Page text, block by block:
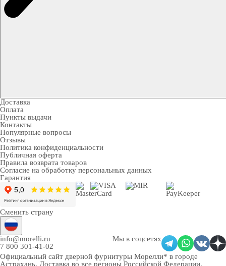
Доставка
Оплата
Пункты выдачи
Контакты
Популярные вопросы
Отзывы
Политика конфиденциальности
Публичная оферта
Правила возврата товаров
Согласие на обработку персональных данных
Гарантия
Сменить страну
info@morelli.ru
7 800 301-41-02
Мы в соцсетях
Официальный сайт дверной фурнитуры Морелли* в городе
Астрахань. Доставка во все регионы Российской Федерации.